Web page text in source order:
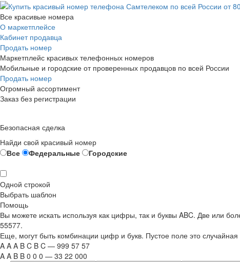
Все красивые номера
О маркетплейсе
Кабинет продавца
Продать номер
Маркетплейс красивых телефонных номеров
Мобильные и городские от проверенных продавцов по всей России
Продать номер
Огромный ассортимент
Заказ без регистрации
Безопасная сделка
Найди свой красивый номер
Все
Федеральные Городские
Одной строкой
Выбрать шаблон
Помощь
Вы можете искать используя как цифры, так и буквы ABC. Две или
55577.
Еще, могут быть комбинации цифр и букв. Пустое поле это
A A A B C B C — 999 57 57
A A B B 0 0 0 — 33 22 000